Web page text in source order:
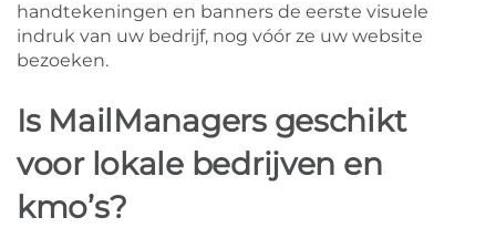
handtekeningen en banners de eerste visuele
indruk van uw bedrijf, nog vóór ze uw website
bezoeken.
Is MailManagers geschikt
voor lokale bedrijven en
kmo’s?